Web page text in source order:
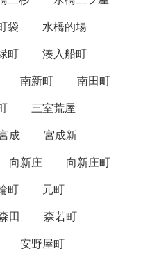
袋
水橋的場
町
湊入船町
南新町
南田町
三室荒屋
成
宮成新
向新庄
向新庄町
町
元町
田
森若町
安野屋町